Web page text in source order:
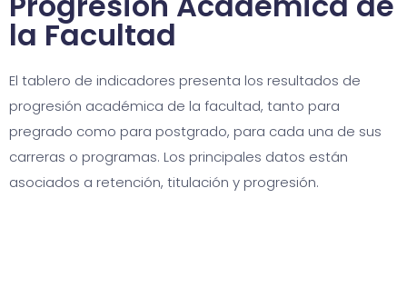
la Facultad
El tablero de indicadores presenta los resultados de
progresión académica de la facultad, tanto para
pregrado como para postgrado, para cada una de sus
carreras o programas. Los principales datos están
asociados a retención, titulación y progresión.